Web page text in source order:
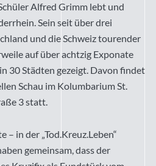
Alfred Grimm lebt und
Sein seit über drei
und die Schweiz tourender
auf über achtzig Exponate
30 Städten gezeigt. Davon findet
Schau im Kolumbarium St.
3 statt.
in der „Tod.Kreuz.Leben“
gemeinsam, dass der